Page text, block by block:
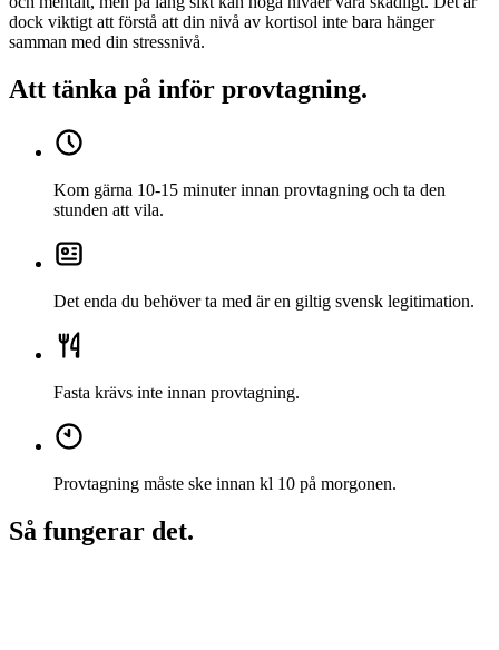
dock viktigt att förstå att din nivå av kortisol inte bara hänger
samman med din stressnivå.
Att tänka på inför provtagning.
Kom gärna 10-15 minuter innan provtagning och ta den
stunden att vila.
Det enda du behöver ta med är en giltig svensk legitimation.
Fasta krävs inte innan provtagning.
Provtagning måste ske innan kl 10 på morgonen.
Så fungerar det.